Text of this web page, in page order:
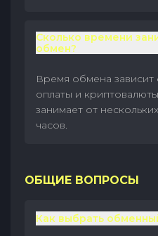
Сколько времени
обмен?
Время обмена
оплаты и
занимает от
часов.
ОБЩИЕ ВОПРОСЫ
Как выбрать